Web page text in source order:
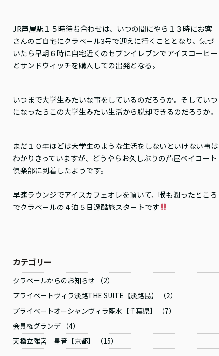
JR芦屋駅１５時待ち合わせは、いつの間にやら１３時にお客
さんのご自宅にクラベール3号で迎えに行くこととなり、気づ
いたら早朝６時に自宅近くのセブンイレブンでアイスコーヒー
とサンドウィッチを購入しての出発となる。
いつまで大学生みたいな事をしているのだろうか。そしていつ
になったらこの大学生みたい生活から脱却できるのだろうか。
まだ１０年ほどは大学生のような生活をしないといけない事は
わかりきっていますが、どうやらお久しぶりの芦屋ベイコート
倶楽部に到着したようです。
早速ラウンジでアイスカフェオレを頂いて、喉も潤ったところ
でクラベールの４泊５日過酷旅スタートです
カテゴリー
クラベールからのお知らせ （2）
プライベートヴィラ淡路THE SUITE【淡路島】 （2）
プライベートオーシャンヴィラ藍水【千葉県】 （7）
会員権グランデ （4）
天橋立離宮 星音【京都】 （15）